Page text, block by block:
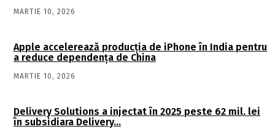
MARTIE 10, 2026
Apple accelerează producția de iPhone în India pentru
a reduce dependența de China
MARTIE 10, 2026
Delivery Solutions a injectat în 2025 peste 62 mil. lei
în subsidiara Delivery…